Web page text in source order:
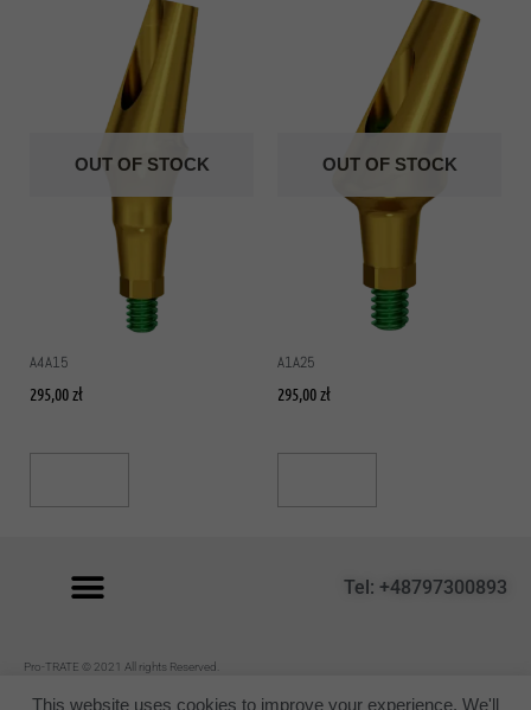
OUT OF STOCK
A4A15
295,00zł
OUT OF STOCK
A1A25
295,00zł
Tel: +48797300893
Pro-TRATE © 2021 All rights Reserved.
This website uses cookies to improve your experience. We'll